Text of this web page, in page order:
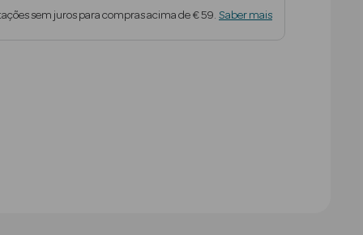
sem juros para compras acima de € 59. Saber mais